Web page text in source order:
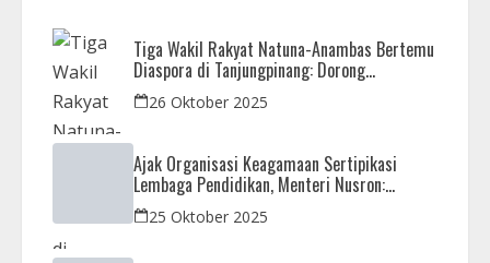
Tiga Wakil Rakyat Natuna-Anambas Bertemu
Diaspora di Tanjungpinang: Dorong
Pemekaran Provinsi dan Jamin Pemerataan
Pembangunan
26 Oktober 2025
Ajak Organisasi Keagamaan Sertipikasi
Lembaga Pendidikan, Menteri Nusron:
Sebagai Early Warning System
25 Oktober 2025